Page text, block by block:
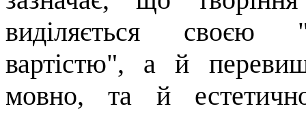
виділяється своєю
вартістю", а й
мовно, та й